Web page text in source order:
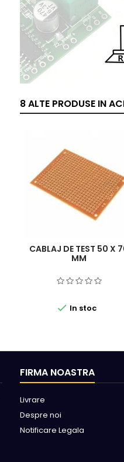
8 ALTE PRODUSE IN
CABLAJ DE TEST 50 X
MM
 In stoc
FIRMA NOASTRA
Livrare
Despre noi
Notificare Legala